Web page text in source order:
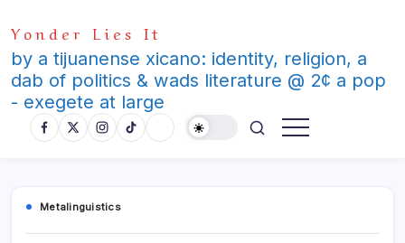
to
content
Yonder Lies It
by a tijuanense xicano: identity, religion, a
dab of politics & wads literature @ 2¢ a pop
- exegete at large
Metalinguistics